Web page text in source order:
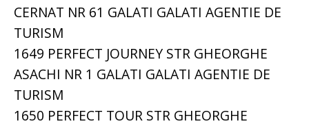
CERNAT NR 61 GALATI GALATI AGENTIE DE
TURISM
1649 PERFECT JOURNEY STR GHEORGHE
ASACHI NR 1 GALATI GALATI AGENTIE DE
TURISM
1650 PERFECT TOUR STR GHEORGHE